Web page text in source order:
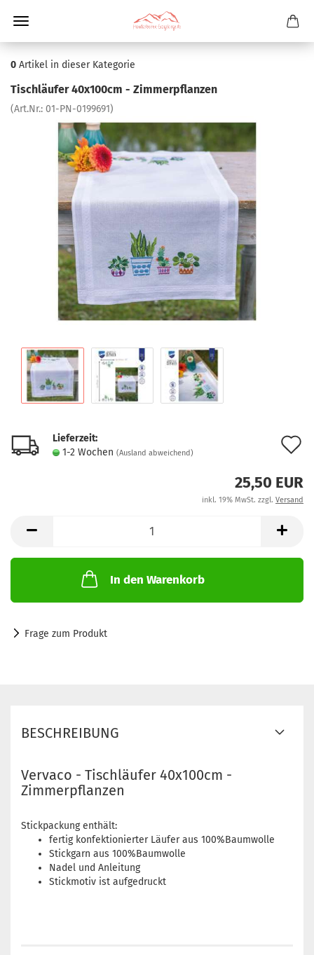
0 Artikel in dieser Kategorie
Tischläufer 40x100cm - Zimmerpflanzen
(Art.Nr.: 01-PN-0199691)
Lieferzeit:
1-2 Wochen (Ausland abweichend)
25,50 EUR
inkl. 19% MwSt. zzgl. Versand
In den Warenkorb
Frage zum Produkt
BESCHREIBUNG
Vervaco - Tischläufer 40x100cm -
Zimmerpflanzen
Stickpackung enthält:
fertig konfektionierter Läufer aus 100%Baumwolle
Stickgarn aus 100%Baumwolle
Nadel und Anleitung
Stickmotiv ist aufgedruckt